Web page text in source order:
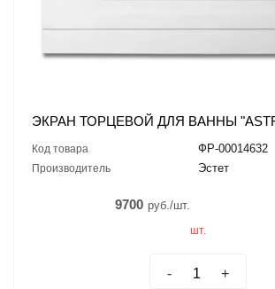
ЭКРАН ТОРЦЕВОЙ ДЛЯ ВАННЫ
Код товара ФР-00014632
Производитель Эстет
9700 руб./шт.
шт.
- +